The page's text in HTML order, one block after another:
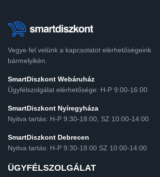
Vegye fel velünk a kapcsolatot elérhetőségeink
bármelyikén.
SmartDiszkont Webáruház
Ügyfélszolgálat elérhetősége: H-P 9:00-16:00
SmartDiszkont Nyíregyháza
Nyitva tartás: H-P 9:30-18:00, SZ 10:00-14:00
SmartDiszkont Debrecen
Nyitva tartás: H-P 9:30-18:00 SZ 10:00-14:00
ÜGYFÉLSZOLGÁLAT